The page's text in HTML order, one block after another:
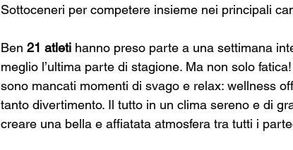
Sottoceneri per competere insieme nei principali
Ben 21 atleti hanno preso parte a una settimana
meglio l’ultima parte di stagione. Ma non solo
sono mancati momenti di svago e relax: wellness
tanto divertimento. Il tutto in un clima sereno e di
creare una bella e affiatata atmosfera tra tutti i